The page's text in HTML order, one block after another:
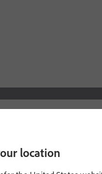
favorit.
location